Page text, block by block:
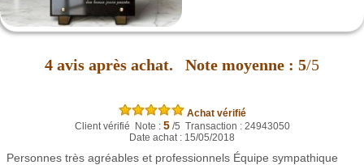
4 avis après achat. Note moyenne : 5/5
Achat vérifié
Client vérifié Note : 5/5 Transaction : 24943050
Date achat : 15/05/2018
Personnes très agréables et professionnels Équipe sympathique